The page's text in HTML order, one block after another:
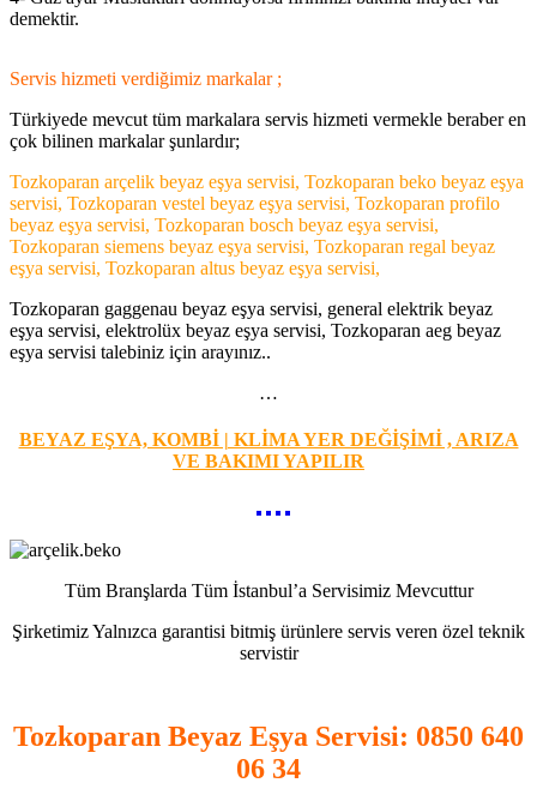
demektir.
Servis hizmeti verdiğimiz markalar ;
Türkiyede mevcut tüm markalara servis hizmeti vermekle beraber en
çok bilinen markalar şunlardır;
Tozkoparan arçelik beyaz eşya servisi, Tozkoparan beko beyaz eşya
servisi, Tozkoparan vestel beyaz eşya servisi, Tozkoparan profilo
beyaz eşya servisi, Tozkoparan bosch beyaz eşya servisi,
Tozkoparan siemens beyaz eşya servisi, Tozkoparan regal beyaz
eşya servisi, Tozkoparan altus beyaz eşya servisi,
Tozkoparan gaggenau beyaz eşya servisi, general elektrik beyaz
eşya servisi, elektrolüx beyaz eşya servisi, Tozkoparan aeg beyaz
eşya servisi talebiniz için arayınız..
…
BEYAZ EŞYA, KOMBİ | KLİMA YER DEĞİŞİMİ , ARIZA
VE BAKIMI YAPILIR
Tüm Branşlarda Tüm İstanbul’a Servisimiz Mevcuttur
Şirketimiz Yalnızca garantisi bitmiş ürünlere servis veren özel teknik
servistir
Tozkoparan Beyaz Eşya Servisi: 0850 640
06 34